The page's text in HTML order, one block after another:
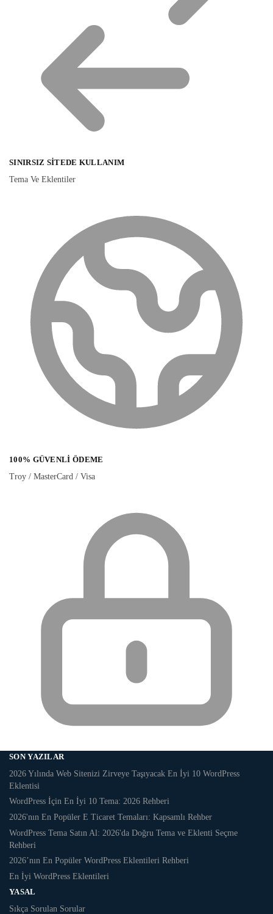
SINIRSIZ SITEDE KULLANIM
Tema Ve Eklentiler
100% GÜVENLI ÖDEME
Troy / MasterCard / Visa
SON YAZILAR
2026 Yılında Web Sitenizi Zirveye Taşıyacak En İyi 10 WordPress
Eklentisi
WordPress İçin En İyi 10 Tema: 2026 Rehberi
2026'nın En Popüler E Ticaret Temaları: Kapsamlı Rehber
WordPress Tema Satın Al: 2026'da Doğru Tema ve Eklenti Seçme
Rehberi
2026’nın En Popüler WordPress Eklentileri Rehberi
En İyi WordPress Eklentileri
YASAL
Sıkça Sorulan Sorular